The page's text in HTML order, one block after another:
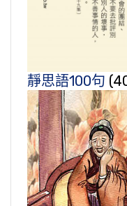
靜思語100句